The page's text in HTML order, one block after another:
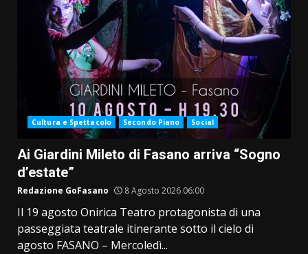
Cultura e Spettacolo Secondo Piano Social
Ai Giardini Mileto di Fasano arriva “Sogno
d’estate”
Redazione GoFasano 8 Agosto 2026 06:00
Il 19 agosto Onirica Teatro protagonista di una
passeggiata teatrale itinerante sotto il cielo di
agosto FASANO – Mercoledì...